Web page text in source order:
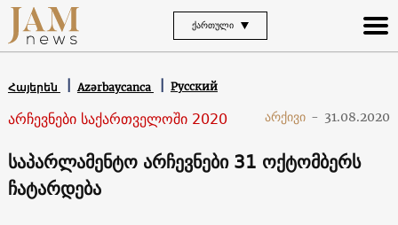
ᲥᲐᲠᲗᲣᲚᲘ
Հայերեն Azərbaycanca Русский
არჩევნები საქართველოში 2020 არქივი - 31.08.2020
საპარლამენტო არჩევნები 31 ოქტომბერს
ჩატარდება